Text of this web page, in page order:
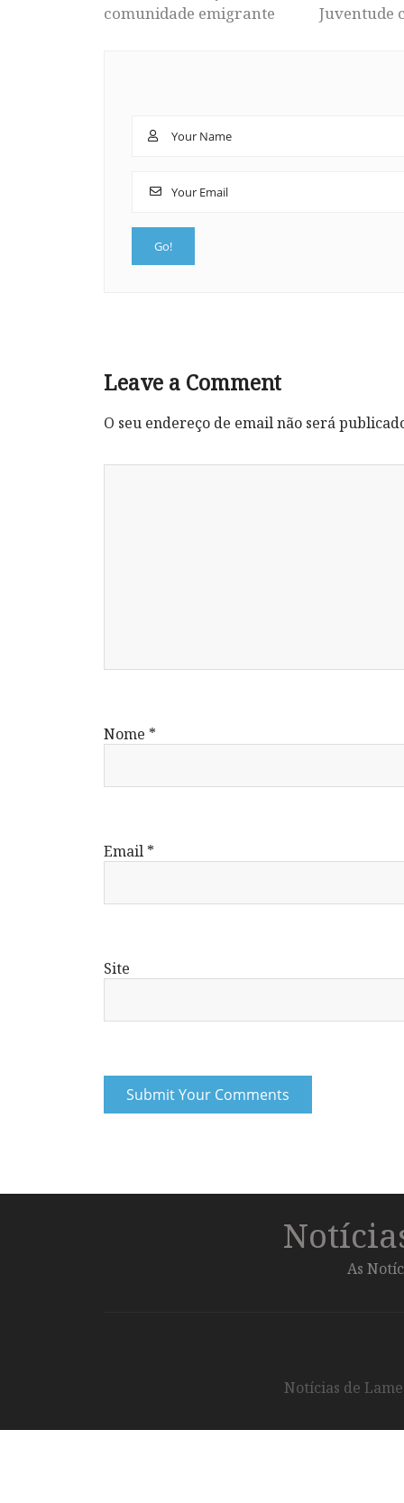
comunidade emigrante
Juventude
Leave a Comment
O seu endereço de email não será
Nome *
Email *
Site
As
Notícias de